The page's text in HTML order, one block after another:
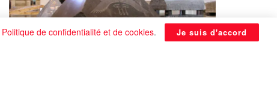
Politique de confidentialité et de cookies. Je suis d'accord